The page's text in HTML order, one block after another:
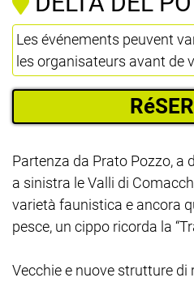
Les événements peuvent
les organisateurs avant de
Partenza da Prato Pozzo, a
a sinistra le Valli di
varietà faunistica e ancora
pesce, un cippo ricorda la
Vecchie e nuove strutture di